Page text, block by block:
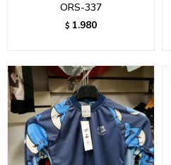
ORS-337
$ 1.980